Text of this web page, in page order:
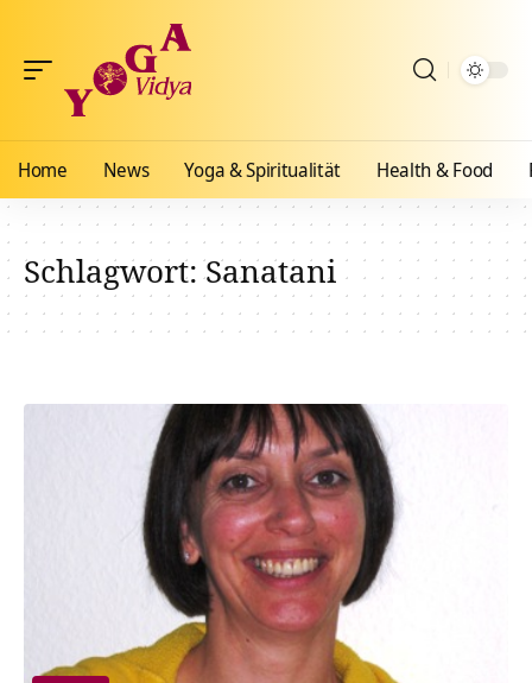
Home News Yoga & Spiritualität Health & Food
Schlagwort:Sanatani